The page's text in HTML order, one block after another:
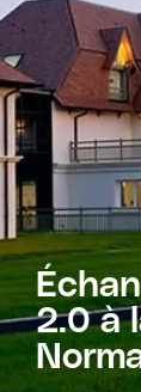
Ils
JE DEPOSE MON
2.0 à